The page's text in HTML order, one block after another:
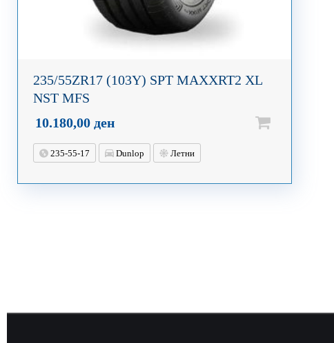
235/55ZR17 (103Y) SPT MAXXRT2 XL
NST MFS
10.180,00 ден
235-55-17 Dunlop Летни